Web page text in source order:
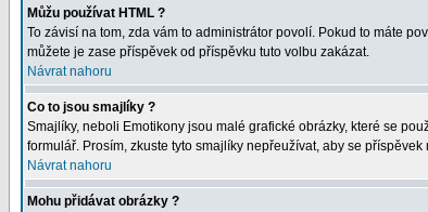
Můžu používat HTML ?
To závisí na tom, zda vám to administrátor povolí. Pokud to máte
můžete je zase příspěvek od příspěvku tuto volbu zakázat.
Návrat nahoru
Co to jsou smajlíky ?
Smajlíky, neboli Emotikony jsou malé grafické obrázky, které se
formulář. Prosím, zkuste tyto smajlíky nepřeužívat, aby se
Návrat nahoru
Mohu přidávat obrázky ?